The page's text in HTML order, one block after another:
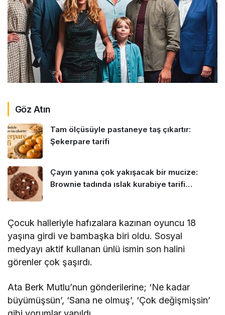
Göz Atın
Tam ölçüsüyle pastaneye taş çıkartır:
Şekerpare tarifi
Çayın yanına çok yakışacak bir mucize:
Brownie tadında ıslak kurabiye tarifi…
Çocuk halleriyle hafızalara kazınan oyuncu 18
yaşına girdi ve bambaşka biri oldu. Sosyal
medyayı aktif kullanan ünlü ismin son halini
görenler çok şaşırdı.
Ata Berk Mutlu’nun gönderilerine; ‘Ne kadar
büyümüşsün’, ‘Sana ne olmuş’, ‘Çok değişmişsin’